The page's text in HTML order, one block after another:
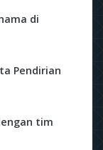
di
Pendirian
tim